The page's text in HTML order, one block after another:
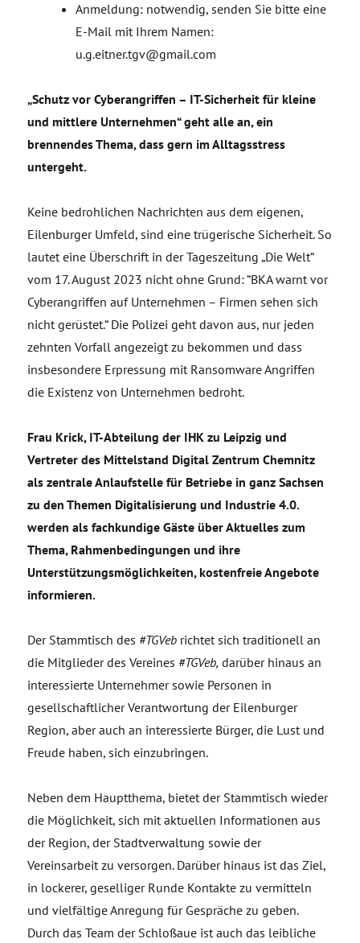
Anmeldung: notwendig, senden Sie bitte eine
E-Mail mit Ihrem Namen:
u.g.eitner.tgv@gmail.com
„Schutz vor Cyberangriffen – IT-Sicherheit für kleine
und mittlere Unternehmen“ geht alle an, ein
brennendes Thema, dass gern im Alltagsstress
untergeht.
Keine bedrohlichen Nachrichten aus dem eigenen,
Eilenburger Umfeld, sind eine trügerische Sicherheit. So
lautet eine Überschrift in der Tageszeitung „Die Welt“
vom 17. August 2023 nicht ohne Grund: “BKA warnt vor
Cyberangriffen auf Unternehmen – Firmen sehen sich
nicht gerüstet.“ Die Polizei geht davon aus, nur jeden
zehnten Vorfall angezeigt zu bekommen und dass
insbesondere Erpressung mit Ransomware Angriffen
die Existenz von Unternehmen bedroht.
Frau Krick, IT-Abteilung der IHK zu Leipzig und
Vertreter des Mittelstand Digital Zentrum Chemnitz
als zentrale Anlaufstelle für Betriebe in ganz Sachsen
zu den Themen Digitalisierung und Industrie 4.0.
werden als fachkundige Gäste über Aktuelles zum
Thema, Rahmenbedingungen und ihre
Unterstützungsmöglichkeiten, kostenfreie Angebote
informieren.
Der Stammtisch des #TGVeb richtet sich traditionell an
die Mitglieder des Vereines #TGVeb, darüber hinaus an
interessierte Unternehmer sowie Personen in
gesellschaftlicher Verantwortung der Eilenburger
Region, aber auch an interessierte Bürger, die Lust und
Freude haben, sich einzubringen.
Neben dem Hauptthema, bietet der Stammtisch wieder
die Möglichkeit, sich mit aktuellen Informationen aus
der Region, der Stadtverwaltung sowie der
Vereinsarbeit zu versorgen. Darüber hinaus ist das Ziel,
in lockerer, geselliger Runde Kontakte zu vermitteln
und vielfältige Anregung für Gespräche zu geben.
Durch das Team der Schloßaue ist auch das leibliche